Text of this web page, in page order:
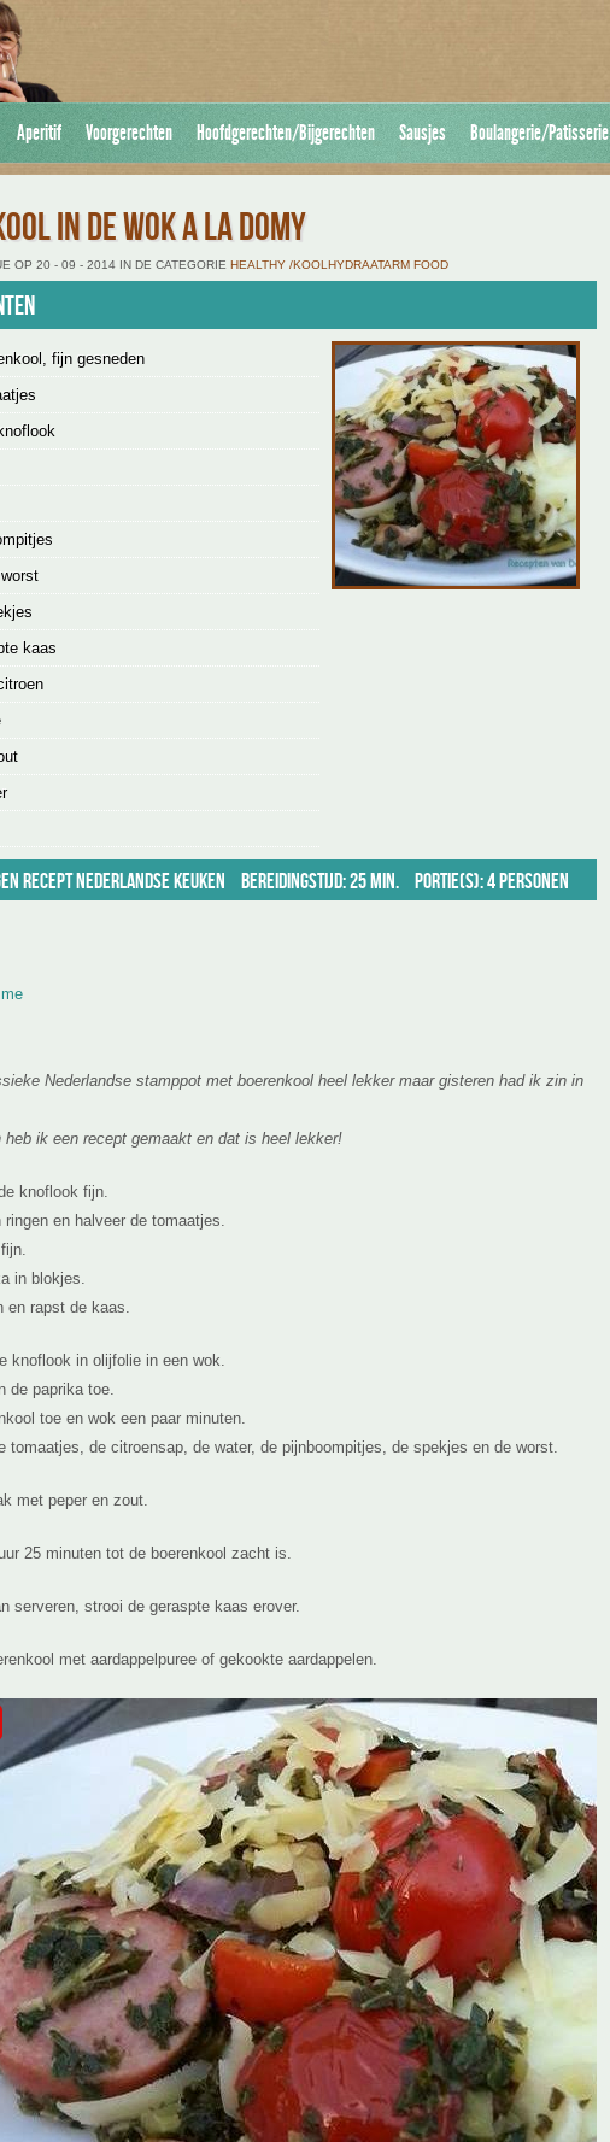
Aperitif Voorgerechten Hoofdgerechten/Bijgerechten Sausjes Boulangerie/Patisserie
IN DE WOK A LA DOMY
OP 20 - 09 - 2014 IN DE CATEGORIE HEALTHY /KOOLHYDRAATARM FOOD
fijn gesneden
kaas
recept Nederlandse keuken Bereidingstijd: 25 min. Portie(s): 4 personen
Nederlandse stamppot met boerenkool heel lekker maar gisteren had ik zin in
heb ik een recept gemaakt en dat is heel lekker!
knoflook fijn.
ringen en halveer de tomaatjes.
in blokjes.
en rapst de kaas.
knoflook in olijfolie in een wok.
de paprika toe.
toe en wok een paar minuten.
tomaatjes, de citroensap, de water, de pijnboompitjes, de spekjes en de worst.
met peper en zout.
25 minuten tot de boerenkool zacht is.
serveren, strooi de geraspte kaas erover.
met aardappelpuree of gekookte aardappelen.